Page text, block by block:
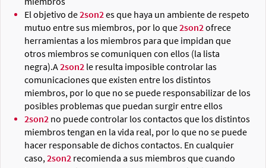
El objetivo de2son2 es que haya un ambiente de respeto
mutuo entre sus miembros, por lo que2son2 ofrece
herramientas a los miembros para que impidan que
otros miembros se comuniquen con ellos (la lista
negra).A2son2 le resulta imposible controlar las
comunicaciones que existen entre los distintos
miembros, por lo que no se puede responsabilizar de los
posibles problemas que puedan surgir entre ellos
2son2 no puede controlar los contactos que los distintos
miembros tengan en la vida real, por lo que no se puede
hacer responsable de dichos contactos. En cualquier
caso, 2son2 recomienda a sus miembros que cuando